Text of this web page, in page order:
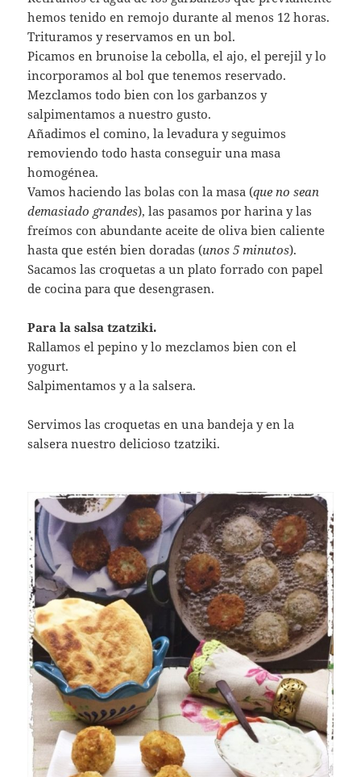
hemos tenido en remojo durante al menos 12 horas.
Trituramos y reservamos en un bol.
Picamos en brunoise la cebolla, el ajo, el perejil y lo
incorporamos al bol que tenemos reservado.
Mezclamos todo bien con los garbanzos y
salpimentamos a nuestro gusto.
Añadimos el comino, la levadura y seguimos
removiendo todo hasta conseguir una masa
homogénea.
Vamos haciendo las bolas con la masa (que no sean
demasiado grandes), las pasamos por harina y las
freímos con abundante aceite de oliva bien caliente
hasta que estén bien doradas (unos 5 minutos).
Sacamos las croquetas a un plato forrado con papel
de cocina para que desengrasen.
Para la salsa tzatziki.
Rallamos el pepino y lo mezclamos bien con el
yogurt.
Salpimentamos y a la salsera.
Servimos las croquetas en una bandeja y en la
salsera nuestro delicioso tzatziki.